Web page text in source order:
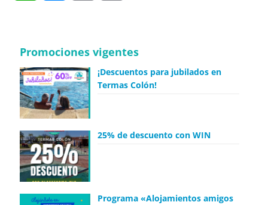
Promociones vigentes
¡Descuentos para jubilados en
Termas Colón!
25% de descuento con WIN
Programa «Alojamientos amigos